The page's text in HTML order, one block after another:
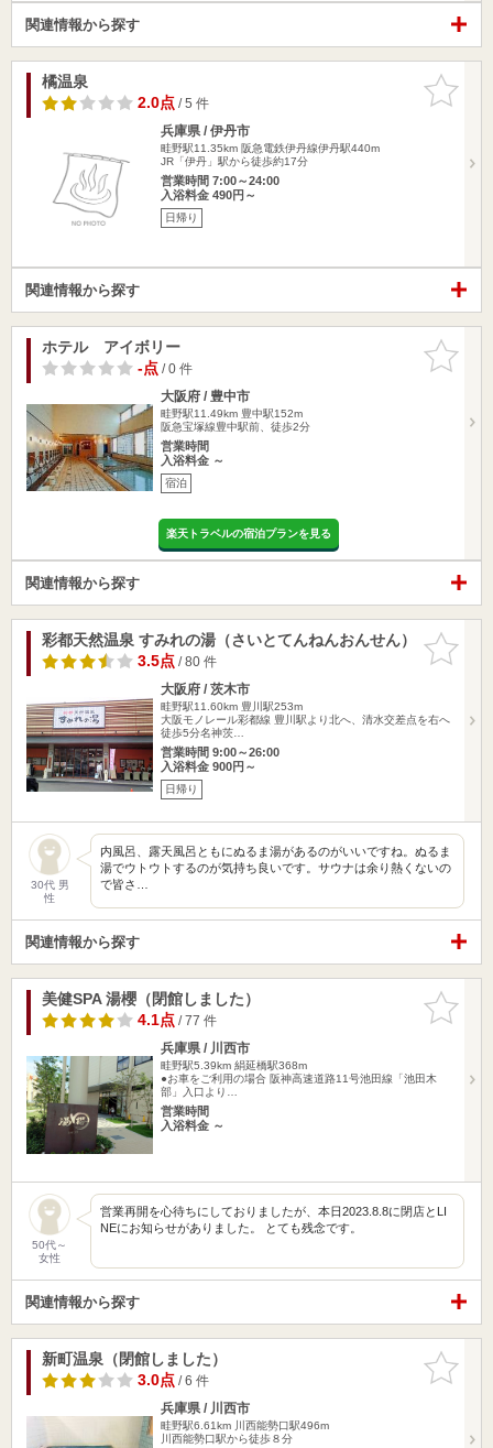
関連情報から探す
お気に入
りに追加
橘温泉
2.0点/ 5 件
兵庫県 / 伊丹市
畦野駅11.35km 阪急電鉄伊丹線伊丹駅440m
JR「伊丹」駅から徒歩約17分
営業時間 7:00～24:00
入浴料金 490円～
日帰り
関連情報から探す
お気に入
りに追加
ホテル アイボリー
-点/ 0 件
大阪府 / 豊中市
畦野駅11.49km 豊中駅152m
阪急宝塚線豊中駅前、徒歩2分
営業時間
入浴料金 ～
宿泊
楽天トラベルの宿泊プランを見る
関連情報から探す
お気に入
りに追加
彩都天然温泉 すみれの湯（さいとてんねんおんせん）
3.5点/ 80 件
大阪府 / 茨木市
畦野駅11.60km 豊川駅253m
大阪モノレール彩都線 豊川駅より北へ、清水交差点を右へ
徒歩5分名神茨…
営業時間 9:00～26:00
入浴料金 900円～
日帰り
30代 男
性
内風呂、露天風呂ともにぬるま湯があるのがいいですね。ぬるま
湯でウトウトするのが気持ち良いです。サウナは余り熱くないの
で皆さ…
関連情報から探す
お気に入
りに追加
美健SPA 湯櫻（閉館しました）
4.1点/ 77 件
兵庫県 / 川西市
畦野駅5.39km 絹延橋駅368m
●お車をご利用の場合 阪神高速道路11号池田線「池田木
部」入口より…
営業時間
入浴料金 ～
50代～
女性
営業再開を心待ちにしておりましたが、本日2023.8.8に閉店とLI
NEにお知らせがありました。 とても残念です。
関連情報から探す
お気に入
りに追加
新町温泉（閉館しました）
3.0点/ 6 件
兵庫県 / 川西市
畦野駅6.61km
川西能勢口駅496m
川西能勢口駅から徒歩８分